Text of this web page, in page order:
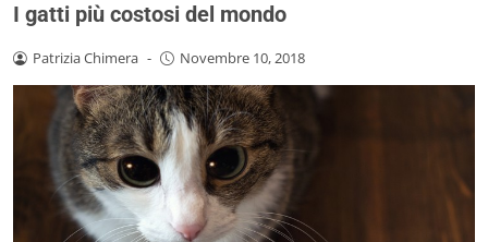
I gatti più costosi del mondo
Patrizia Chimera - Novembre 10, 2018